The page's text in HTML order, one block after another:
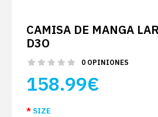
CAMISA DE MANGA
D3O
0 OPINIONES
158.99€
SIZE